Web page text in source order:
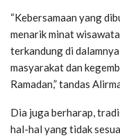
“Kebersamaan yang
menarik minat
terkandung di
masyarakat dan
Ramadan,” tandas
Dia juga berharap,
hal-hal yang tidak